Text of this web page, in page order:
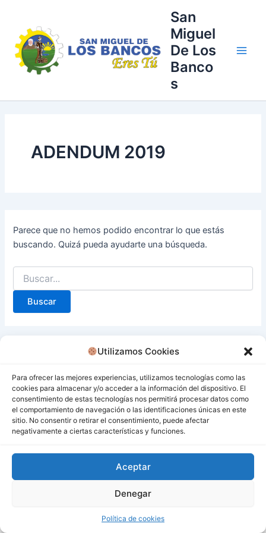
Utilizamos Cookies
Para ofrecer las mejores experiencias, utilizamos tecnologías como las
cookies para almacenar y/o acceder a la información del dispositivo. El
consentimiento de estas tecnologías nos permitirá procesar datos como
el comportamiento de navegación o las identificaciones únicas en este
sitio. No consentir o retirar el consentimiento, puede afectar
negativamente a ciertas características y funciones.
Aceptar
Denegar
Política de cookies
contenido
San
Miguel
De Los
Banco
s
ADENDUM 2019
Parece que no hemos podido encontrar lo que estás
buscando. Quizá pueda ayudarte una búsqueda.
Todos los derechos © 2026 San Miguel De Los Bancos |